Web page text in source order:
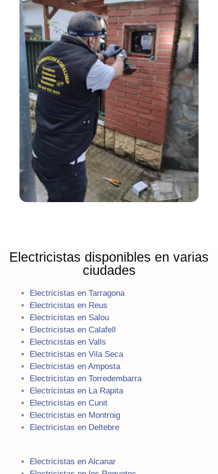
Electricistas disponibles en varias
ciudades
Electricistas en Tarragona
Electricistas en Reus
Electricistas en Salou
Electricistas en Calafell
Electricistas en Valls
Electricistas en Vila Seca
Electricistas en Amposta
Electricistas en Torredembarra
Electricistas en La Rapita
Electricistas en Cunit
Electricistas en Montroig
Electricistas en Deltebre
Electricistas en Alcanar